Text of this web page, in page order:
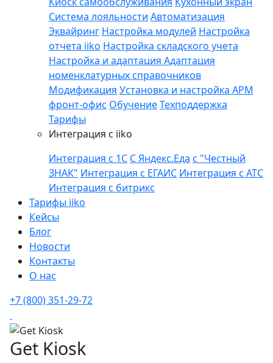
Система лояльности Автоматизация
Эквайринг Настройка модулей Настройка
отчета iiko Настройка складского учета
Настройка и адаптация Адаптация
номенклатурных справочников
Модификация Установка и настройка APM
фронт-офис ОбучениеТехподдержка
Тарифы
Интеграция с iiko
Интеграция с 1С С Яндекс.Еда с "Честный
ЗНАК" Интеграция с ЕГАИС Интеграция с АТС
Интеграция с битрикс
Тарифы iiko
Кейсы
Блог
Новости
Контакты
О нас
+7 (800) 351-29-72
Get Kiosk